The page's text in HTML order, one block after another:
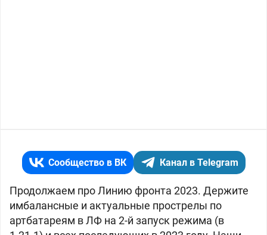
Сообщество в ВК Канал в Telegram
Продолжаем про Линию фронта 2023. Держите
имбалансные и актуальные прострелы по
артбатареям в ЛФ на 2-й запуск режима (в